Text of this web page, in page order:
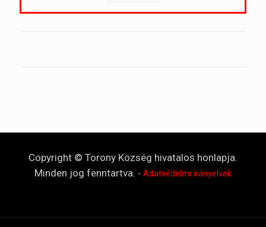
Copyright © Torony Község hivatalos honlapja.
Minden jog fenntartva. - Adatvédelmi irányelvek